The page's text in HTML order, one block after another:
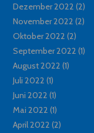
Dezember 2022 (2)
November 2022 (2)
Oktober 2022 (2)
September 2022 (1)
August 2022 (1)
Juli 2022 (1)
Juni 2022 (1)
Mai 2022 (1)
April 2022 (2)